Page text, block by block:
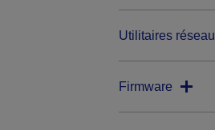
Utilitaires réseau
Firmware